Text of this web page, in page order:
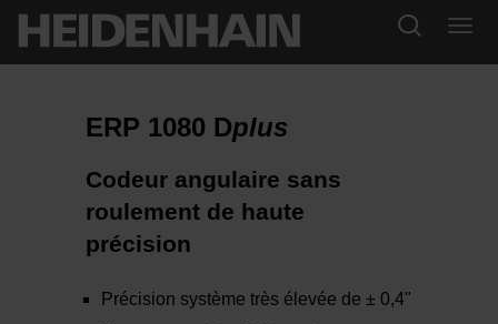
ERP 1080 Dplus
Codeur angulaire sans
roulement de haute
précision
Précision système très élevée de ± 0,4"